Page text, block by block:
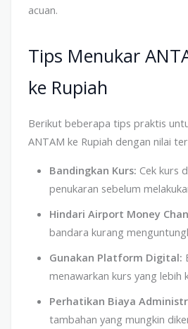
acuan.
Tips Menukar
ke Rupiah
Berikut beberapa tips praktis
ANTAM ke Rupiah dengan nilai
Bandingkan Kurs: Cek kurs
penukaran sebelum
Hindari Airport Money
bandara kurang
Gunakan Platform Digital:
menawarkan kurs yang lebih
Perhatikan Biaya
tambahan yang mungkin